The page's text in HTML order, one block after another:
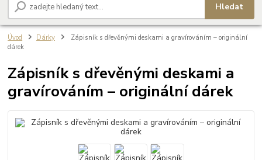
Hledat
Úvod Dárky
Zápisník s dřevěnými deskami a gravírováním – originální
dárek
Zápisník s dřevěnými deskami a
gravírováním – originální dárek